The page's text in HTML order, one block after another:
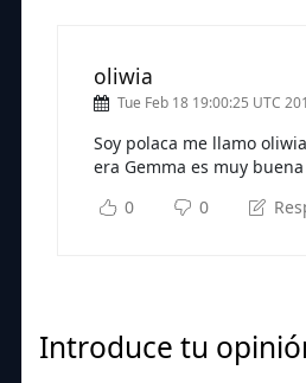
oliwia
Tue Feb 18 19:00:25 UTC
Soy polaca me llamo
era Gemma es muy
0
0
Introduce tu